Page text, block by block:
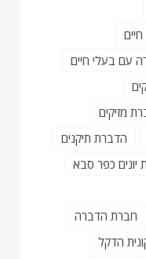
עם בעלי חיים
מזיקים
הדברת תיקנים
יונים כפר סבא
חברת הדברה
הדקל